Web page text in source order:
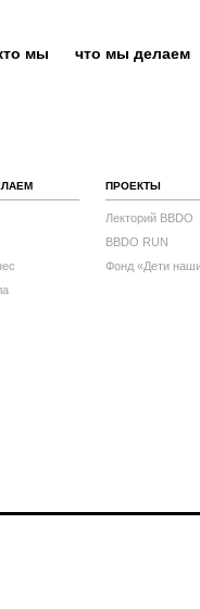
мы что мы делаем
ПРОЕКТЫ
Лекторий BBDO
BBDO RUN
Фонд «Дети